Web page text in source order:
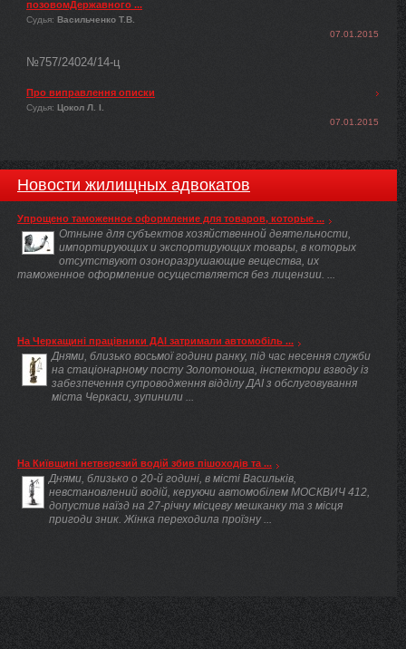
позовомДержавного ...
Судья: Васильченко Т.В.
07.01.2015
№757/24024/14-ц
Про виправлення описки
Судья: Цокол Л. І.
07.01.2015
Новости жилищных адвокатов
Упрощено таможенное оформление для товаров, которые ...
Отныне для субъектов хозяйственной деятельности,
импортирующих и экспортирующих товары, в которых
отсутствуют озоноразрушающие вещества, их
таможенное оформление осуществляется без лицензии. ...
На Черкащині працівники ДАІ затримали автомобіль ...
Днями, близько восьмої години ранку, під час несення служби
на стаціонарному посту Золотоноша, інспектори взводу із
забезпечення супроводження відділу ДАІ з обслуговування
міста Черкаси, зупинили ...
На Київщині нетверезий водій збив пішоходів та ...
Днями, близько о 20-й годині, в місті Васильків,
невстановлений водій, керуючи автомобілем МОСКВИЧ 412,
допустив наїзд на 27-річну місцеву мешканку та з місця
пригоди зник. Жінка переходила проїзну ...